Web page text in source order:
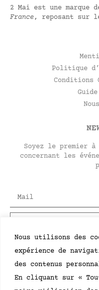
2 Mai est une marque
France, reposant sur
Politique
Conditions
Soyez le premier
concernant les